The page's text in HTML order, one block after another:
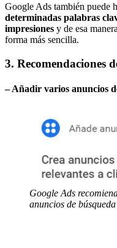
Google Ads también puede
determinadas palabras
impresiones y de esa
forma más sencilla.
3. Recomendaciones
– Añadir varios anuncios
Google Ads
anuncios de búsqueda